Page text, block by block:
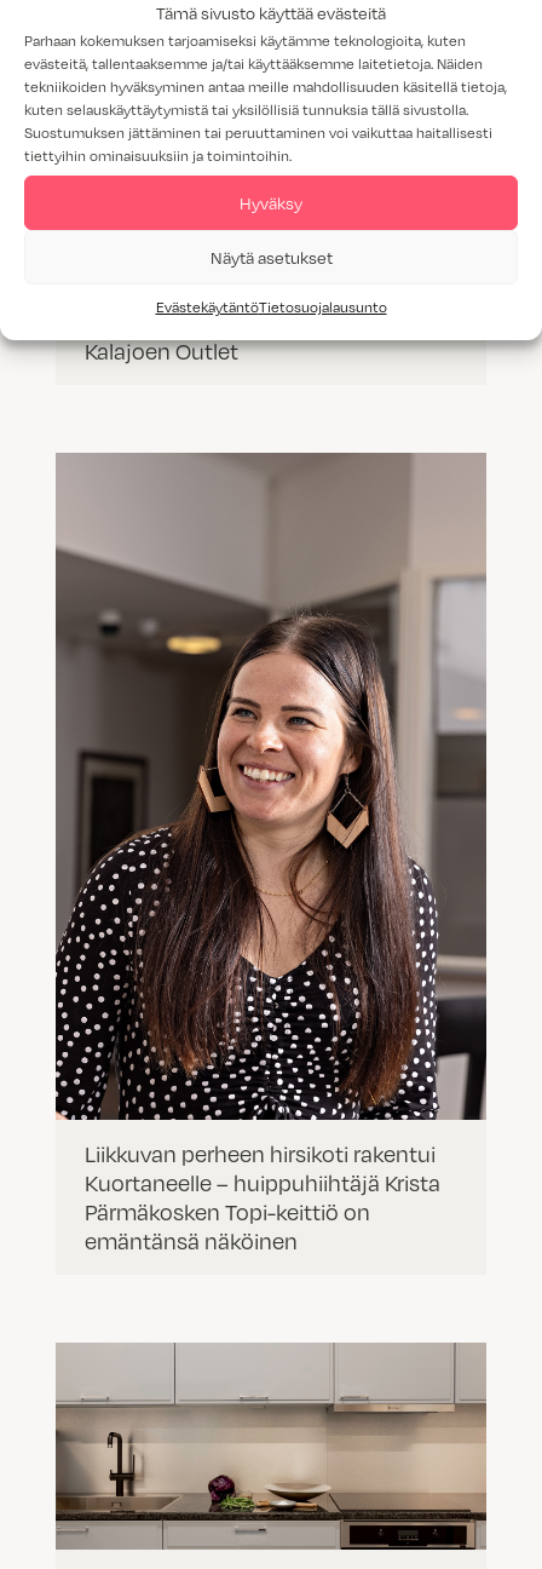
Tämä sivusto käyttää evästeitä
Parhaan kokemuksen tarjoamiseksi käytämme teknologioita, kuten
evästeitä, tallentaaksemme ja/tai käyttääksemme laitetietoja. Näiden
tekniikoiden hyväksyminen antaa meille mahdollisuuden käsitellä tietoja,
kuten selauskäyttäytymistä tai yksilöllisiä tunnuksia tällä sivustolla.
Suostumuksen jättäminen tai peruuttaminen voi vaikuttaa haitallisesti
tiettyihin ominaisuuksiin ja toimintoihin.
Hyväksy
Näytä asetukset
EvästekäytäntöTietosuojalausunto
Kalajoen Outlet
Liikkuvan perheen hirsikoti rakentui
Kuortaneelle – huippuhiihtäjä Krista
Pärmäkosken Topi-keittiö on
emäntänsä näköinen